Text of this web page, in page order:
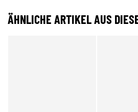
ÄHNLICHE ARTIKEL AUS